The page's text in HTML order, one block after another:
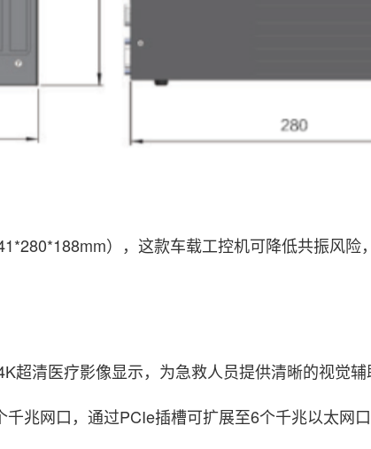
），这款车载工控机可降低共振风险
超清医疗影像显示，为急救人员提供清晰的视觉辅
兆网口，通过PCIe插槽可扩展至6个千兆以太网